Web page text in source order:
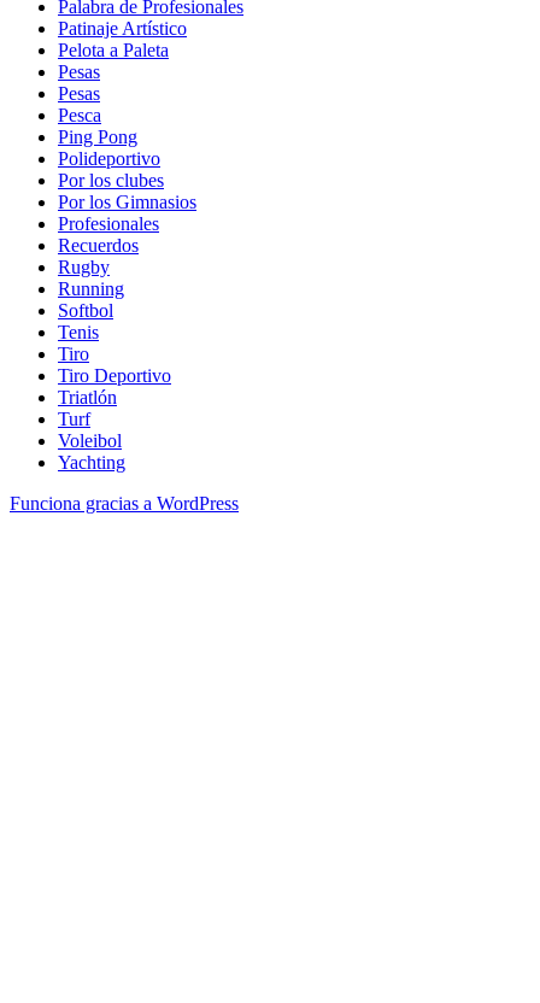
Palabra de Profesionales
Patinaje Artístico
Pelota a Paleta
Pesas
Pesas
Pesca
Ping Pong
Polideportivo
Por los clubes
Por los Gimnasios
Profesionales
Recuerdos
Rugby
Running
Softbol
Tenis
Tiro
Tiro Deportivo
Triatlón
Turf
Voleibol
Yachting
Funciona gracias a WordPress